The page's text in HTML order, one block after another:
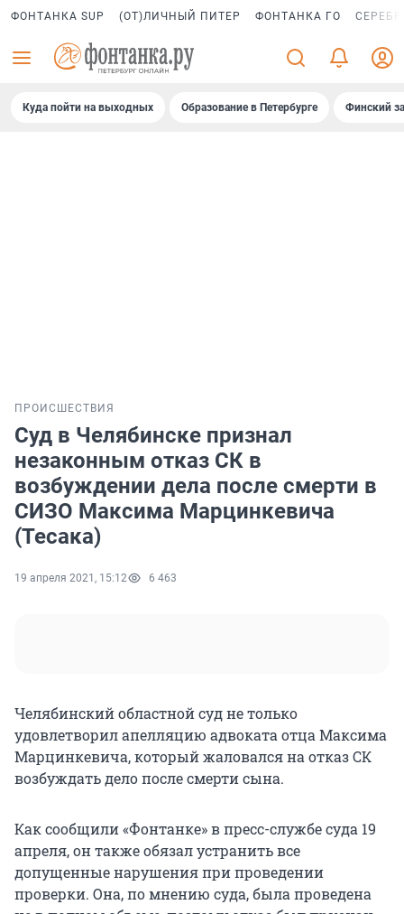
ФОНТАНКА SUP (ОТ)ЛИЧНЫЙ ПИТЕР ФОНТАНКА ГО
Куда пойти на выходных Образование в Петербурге Финский
ПРОИСШЕСТВИЯ
Суд в Челябинске признал
незаконным отказ СК в
возбуждении дела после смерти в
СИЗО Максима Марцинкевича
(Тесака)
19 апреля 2021, 15:12 6 463
Челябинский областной суд не только
удовлетворил апелляцию адвоката отца Максима
Марцинкевича, который жаловался на отказ СК
возбуждать дело после смерти сына.
Как сообщили «Фонтанке» в пресс-службе суда 19
апреля, он также обязал устранить все
допущенные нарушения при проведении
проверки. Она, по мнению суда, была проведена